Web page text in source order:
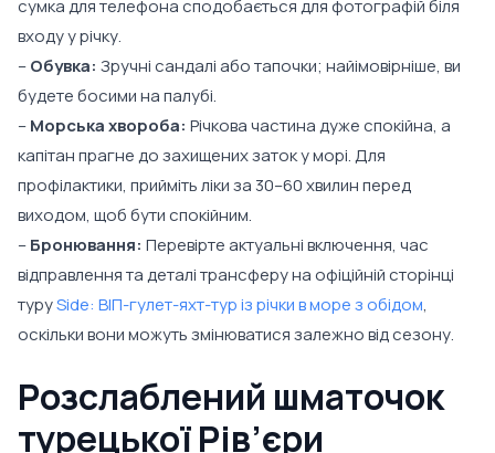
сумка для телефона сподобається для фотографій біля
входу у річку.
–Обувка: Зручні сандалі або тапочки; найімовірніше, ви
будете босими на палубі.
–Морська хвороба: Річкова частина дуже спокійна, а
капітан прагне до захищених заток у морі. Для
профілактики, прийміть ліки за 30–60 хвилин перед
виходом, щоб бути спокійним.
–Бронювання: Перевірте актуальні включення, час
відправлення та деталі трансферу на офіційній сторінці
туруSide: ВІП-гулет-яхт-тур із річки в море з обідом,
оскільки вони можуть змінюватися залежно від сезону.
Розслаблений шматочок
турецької Рів’єри